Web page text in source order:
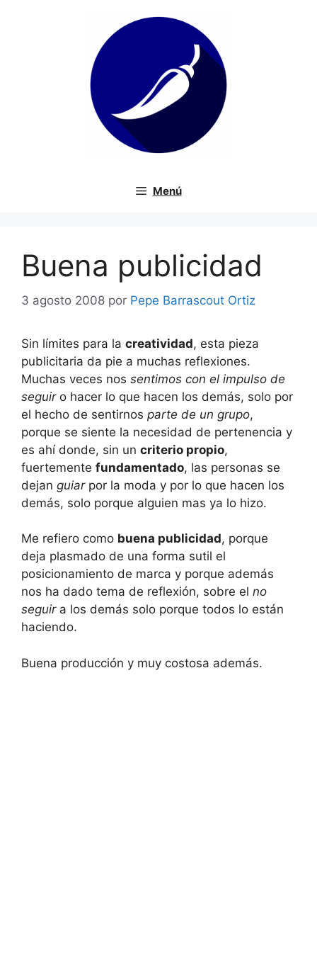
Menú
Buena publicidad
3 agosto 2008 por Pepe Barrascout Ortiz
Sin límites para la creatividad, esta pieza
publicitaria da pie a muchas reflexiones.
Muchas veces nos sentimos con el impulso de
seguiro hacer lo que hacen los demás, solo por
el hecho de sentirnos parte de un grupo,
porque se siente la necesidad de pertenencia y
es ahí donde, sin un criterio propio,
fuertemente fundamentado, las personas se
dejan guiarpor la moda y por lo que hacen los
demás, solo porque alguien mas ya lo hizo.
Me refiero como buena publicidad, porque
deja plasmado de una forma sutil el
posicionamiento de marca y porque además
nos ha dado tema de reflexión, sobre el no
seguira los demás solo porque todos lo están
haciendo.
Buena producción y muy costosa además.